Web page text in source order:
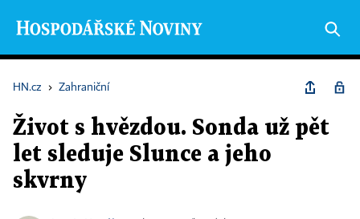
HN.cz › Zahraniční
Život s hvězdou. Sonda už pět
let sleduje Slunce a jeho
skvrny